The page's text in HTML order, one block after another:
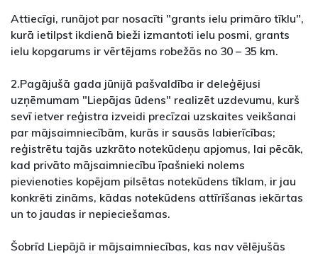
Attiecīgi, runājot par nosacīti "grants ielu primāro tīklu",
kurā ietilpst ikdienā bieži izmantoti ielu posmi, grants
ielu kopgarums ir vērtējams robežās no 30 – 35 km.
2.Pagājušā gada jūnijā pašvaldība ir deleģējusi
uzņēmumam "Liepājas ūdens" realizēt uzdevumu, kurš
sevī ietver reģistra izveidi precīzai uzskaites veikšanai
par mājsaimniecībām, kurās ir sausās labierīcības;
reģistrētu tajās uzkrāto notekūdeņu apjomus, lai pēcāk,
kad privāto mājsaimniecību īpašnieki nolems
pievienoties kopējam pilsētas notekūdens tīklam, ir jau
konkrēti zināms, kādas notekūdens attīrīšanas iekārtas
un to jaudas ir nepieciešamas.
Šobrīd Liepājā ir mājsaimniecības, kas nav vēlējušās